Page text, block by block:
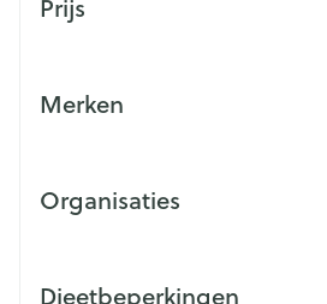
Prijs
Merken
Organisaties
Dieetbeperkingen